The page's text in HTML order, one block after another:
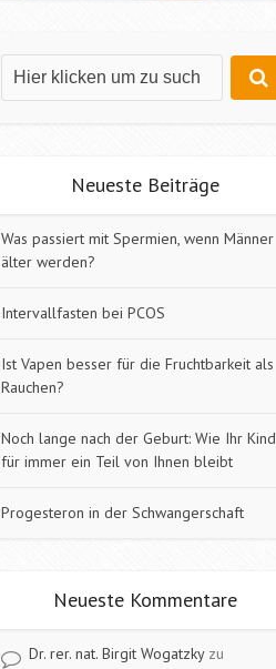
Neueste Beiträge
Was passiert mit Spermien, wenn Männer
älter werden?
Intervallfasten bei PCOS
Ist Vapen besser für die Fruchtbarkeit als
Rauchen?
Noch lange nach der Geburt: Wie Ihr Kind
für immer ein Teil von Ihnen bleibt
Progesteron in der Schwangerschaft
Neueste Kommentare
Dr. rer. nat. Birgit Wogatzkyzu